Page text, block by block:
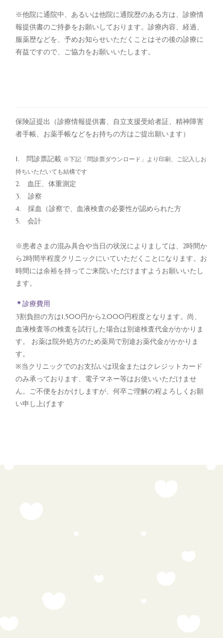
※他院に通院中、あるいは他院に通院歴のある方は、診療情
報提供書のご持参をお願いしております。診療内容、経過、
服薬歴などを、予めお知らせいただくことはその後の診療に
有益ですので、ご協力をお願いいたします。
保険証提出（診療情報提供書、自立支援受給者証、精神障害
者手帳、お薬手帳などをお持ちの方はご提出願います）
1. 問診票記載 ※下記「問診票ダウンロード」より印刷、ご記入しお
持ちいただいても結構です
2. 血圧、体重測定
3. 診察
4. 採血（診察で、血液検査の必要性が認められた方
5. 会計
※患者さまの混み具合や当日の状況によりましては、2時間か
ら2時間半程度クリニックにいていただくことになります。お
時間には余裕を持ってご来院いただけますようお願いいたし
ます。
＊診療費用
3割負担の方は1,500円から2,000円程度となります。尚、
血液検査等の検査を試行した場合は別途検査代金がかかりま
す。 お薬は院外処方のため薬局で別途お薬代金がかかりま
す。
※当クリニックでのお支払いは現金またはクレジットカード
のみ承っております、電子マネー等はお使いいただけませ
ん。ご不便をおかけしますが、何卒ご理解の程よろしくお願
い申し上げます